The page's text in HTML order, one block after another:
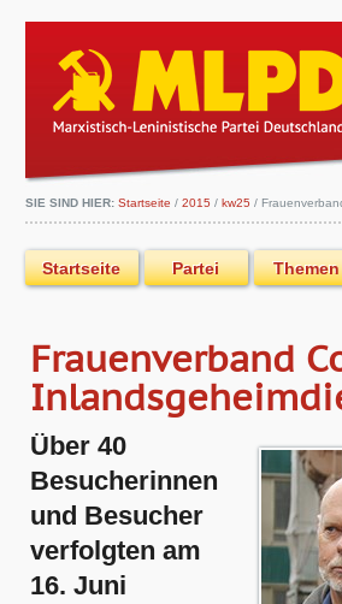
Startseite Partei Themen
SIE SIND HIER: Startseite / 2015 / kw25 /
Frauenverband
Über 40
Besucherinnen
und Besucher
verfolgten am
16. Juni